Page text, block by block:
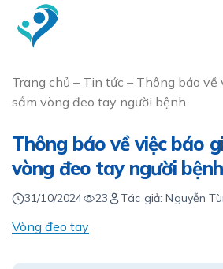
content
Trang chủ – Tin tức – Thông báo về
sắm vòng đeo tay người bệnh
Thông báo về việc báo
vòng đeo tay người bệnh
Tác giả: Nguyễn
31/10/2024 23
Vòng đeo tay